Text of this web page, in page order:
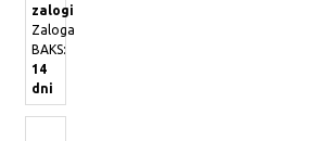
zalogi
Zaloga
BAKS:
14
dni